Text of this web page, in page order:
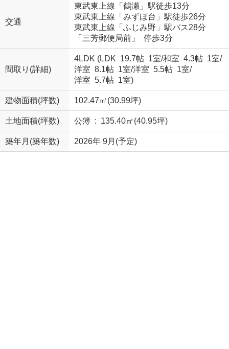
交通
東武東上線「鶴瀬」駅徒歩13分
東武東上線「みずほ台」駅徒歩26分
東武東上線「ふじみ野」駅バス28分
「三芳郵便局前」 停歩3分
間取り(詳細)
4LDK (LDK 19.7帖 1室/和室 4.3帖 1室/
洋室 8.1帖 1室/洋室 5.5帖 1室/
洋室 5.7帖 1室)
建物面積(坪数) 102.47㎡(30.99坪)
土地面積(坪数) 公簿 : 135.40㎡(40.95坪)
築年月(築年数) 2026年 9月(予定)